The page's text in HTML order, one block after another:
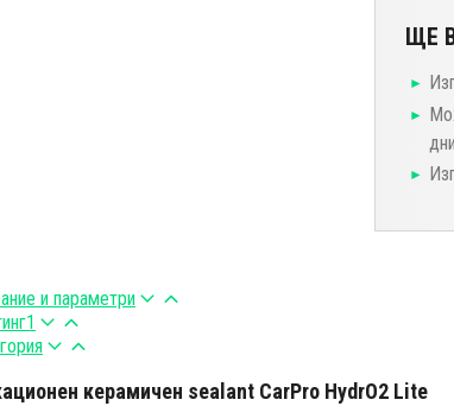
ЩЕ
дни
и параметри
1
керамичен sealant CarPro HydrO2 Lite